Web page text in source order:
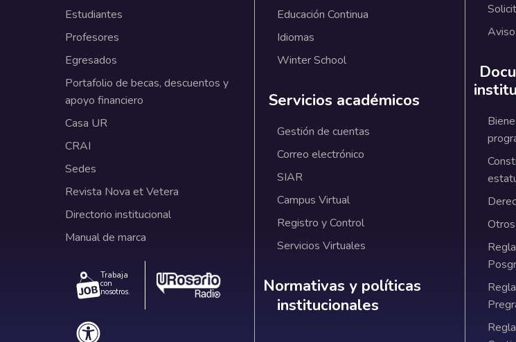
Estudiantes
Profesores
Egresados
Portafolio de becas, descuentos y
apoyo financiero
Casa UR
CRAI
Sedes
Revista Nova et Vetera
Directorio institucional
Manual de marca
Trabaja
con
nosotros.
Educación Continua
Idiomas
Winter School
Servicios académicos
Gestión de cuentas
Correo electrónico
SIAR
Campus Virtual
Registro y Control
Servicios Virtuales
Normativas y políticas
Normativas y políticas
institucionales